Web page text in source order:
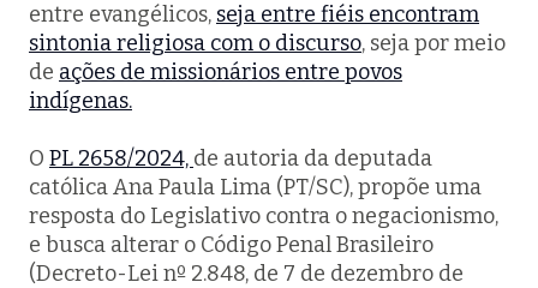
entre evangélicos, seja entre fiéis encontram
sintonia religiosa com o discurso, seja por meio
de ações de missionários entre povos
indígenas.
O PL 2658/2024, de autoria da deputada
católica Ana Paula Lima (PT/SC), propõe uma
resposta do Legislativo contra o negacionismo,
e busca alterar o Código Penal Brasileiro
(Decreto-Lei nº 2.848, de 7 de dezembro de